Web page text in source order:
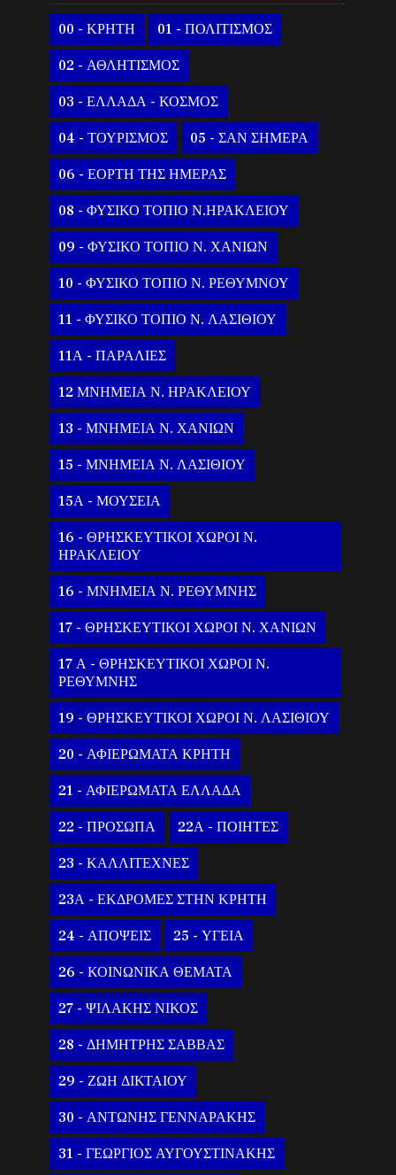
00 - ΚΡΗΤΗ 01 - ΠΟΛΙΤΙΣΜΟΣ
02 - ΑΘΛΗΤΙΣΜΟΣ
03 - ΕΛΛΑΔΑ - ΚΟΣΜΟΣ
04 - ΤΟΥΡΙΣΜΟΣ 05 - ΣΑΝ ΣΗΜΕΡΑ
06 - ΕΟΡΤΗ ΤΗΣ ΗΜΕΡΑΣ
08 - ΦΥΣΙΚΟ ΤΟΠΙΟ Ν.ΗΡΑΚΛΕΙΟΥ
09 - ΦΥΣΙΚΟ ΤΟΠΙΟ Ν. ΧΑΝΙΩΝ
10 - ΦΥΣΙΚΟ ΤΟΠΙΟ Ν. ΡΕΘΥΜΝΟΥ
11 - ΦΥΣΙΚΟ ΤΟΠΙΟ Ν. ΛΑΣΙΘΙΟΥ
11Α - ΠΑΡΑΛΙΕΣ
12 ΜΝΗΜΕΙΑ Ν. ΗΡΑΚΛΕΙΟΥ
13 - ΜΝΗΜΕΙΑ Ν. ΧΑΝΙΩΝ
15 - ΜΝΗΜΕΙΑ Ν. ΛΑΣΙΘΙΟΥ
15Α - ΜΟΥΣΕΙΑ
16 - ΘΡΗΣΚΕΥΤΙΚΟΙ ΧΩΡΟΙ Ν.
ΗΡΑΚΛΕΙΟΥ
16 - ΜΝΗΜΕΙΑ Ν. ΡΕΘΥΜΝΗΣ
17 - ΘΡΗΣΚΕΥΤΙΚΟΙ ΧΩΡΟΙ Ν. ΧΑΝΙΩΝ
17 Α - ΘΡΗΣΚΕΥΤΙΚΟΙ ΧΩΡΟΙ Ν.
ΡΕΘΥΜΝΗΣ
19 - ΘΡΗΣΚΕΥΤΙΚΟΙ ΧΩΡΟΙ Ν. ΛΑΣΙΘΙΟΥ
20 - ΑΦΙΕΡΩΜΑΤΑ ΚΡΗΤΗ
21 - ΑΦΙΕΡΩΜΑΤΑ ΕΛΛΑΔΑ
22 - ΠΡΟΣΩΠΑ 22Α - ΠΟΙΗΤΕΣ
23 - ΚΑΛΛΙΤΕΧΝΕΣ
23Α - ΕΚΔΡΟΜΕΣ ΣΤΗΝ ΚΡΗΤΗ
24 - ΑΠΟΨΕΙΣ 25 - ΥΓΕΙΑ
26 - ΚΟΙΝΩΝΙΚΑ ΘΕΜΑΤΑ
27 - ΨΙΛΑΚΗΣ ΝΙΚΟΣ
28 - ΔΗΜΗΤΡΗΣ ΣΑΒΒΑΣ
29 - ΖΩΗ ΔΙΚΤΑΙΟΥ
30 - ΑΝΤΩΝΗΣ ΓΕΝΝΑΡΑΚΗΣ
31 - ΓΕΩΡΓΙΟΣ ΑΥΓΟΥΣΤΙΝΑΚΗΣ